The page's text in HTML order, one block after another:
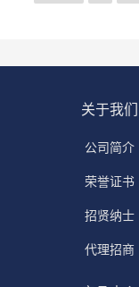
关于我们
公司简介
荣誉证书
招贤纳士
代理招商